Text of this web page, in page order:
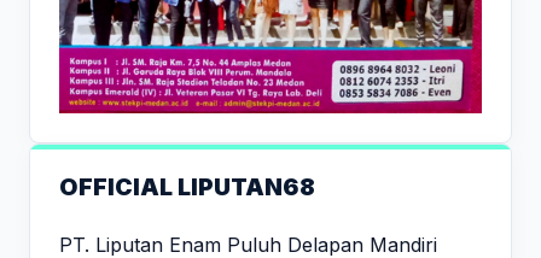
OFFICIAL LIPUTAN68
PT. Liputan Enam Puluh Delapan Mandiri